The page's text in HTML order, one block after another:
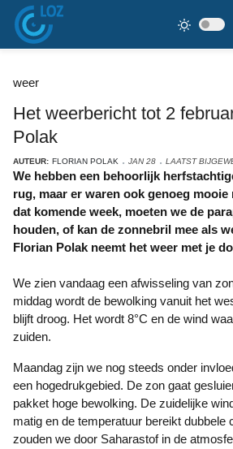
weer
Het weerbericht tot 2
Polak
AUTEUR: FLORIAN POLAK JAN 28 LAATST
We hebben een behoorlijk herfstachtige week achter de
rug, maar er waren ook genoeg mooie
dat komende week, moeten we de
houden, of kan de zonnebril mee als
Florian Polak neemt het weer met je
We zien vandaag een afwisseling van
middag wordt de bewolking vanuit het
blijft droog. Het wordt 8°C en de wind
zuiden.
Maandag zijn we nog steeds onder invloed van een uitloper van
een hogedrukgebied. De zon gaat
pakket hoge bewolking. De zuidelijke
matig en de temperatuur bereikt dubbele
zouden we door Saharastof in de